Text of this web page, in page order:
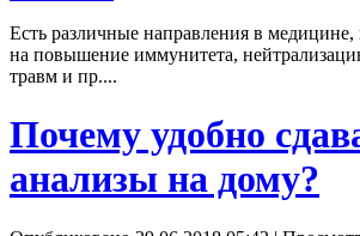
Есть различные направления в
на повышение иммунитета,
травм и пр....
Почему удобно
анализы на дому?